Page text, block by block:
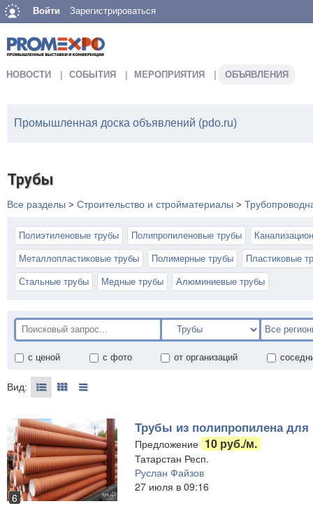
Войти Зарегистрироваться
НОВОСТИ СОБЫТИЯ МЕРОПРИЯТИЯ ОБЪЯВЛЕНИЯ
Промышленная доска объявлений (pdo.ru)
Трубы
Все разделы > Строительство и стройматериалы >
Полиэтиленовые трубы Полипропиленовые трубы
Металлопластиковые трубы Полимерные трубы Пластиковые
Стальные трубы Медные трубы Алюминиевые трубы
с ценой с фото от организаций
Вид:
6
Трубы из полипропилена для
Предложение 10 руб./м.
Татарстан Респ.
Руслан Файзов
27 июля в 09:16